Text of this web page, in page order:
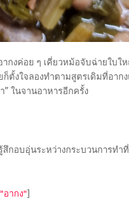
กงค่อย ๆ เคี่ยวหม้อจับฉ่ายใบใ
งใจลองทำตามสูตรเดิมที่อากง
ในจานอาหารอีกครั้ง
กอบอุ่นระหว่างกระบวนการท
อากง"]